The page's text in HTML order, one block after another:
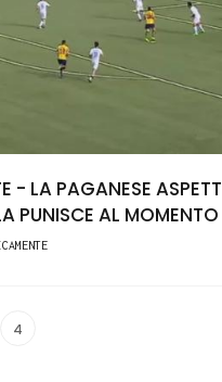
- LA PAGANESE
PUNISCE AL
4